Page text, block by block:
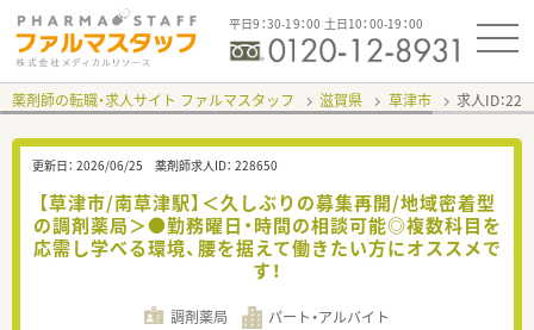
平日9：30-19：00 土日10：00-19：00
薬剤師の転職・求人サイト ファルマスタッフ 滋賀県 草津市 求人ID：
更新日： 2026/06/25 薬剤師求人ID： 228650
【草津市/南草津駅】＜久しぶりの募集再開/地域密着型
の調剤薬局＞●勤務曜日・時間の相談可能◎複数科目を
応需し学べる環境、腰を据えて働きたい方にオススメで
す！
調剤薬局 パート・アルバイト